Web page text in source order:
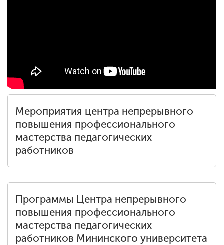
Мероприятия центра непрерывного
повышения профессионального
мастерства педагогических
работников
Программы Центра непрерывного
повышения профессионального
мастерства педагогических
работников Мининского университета